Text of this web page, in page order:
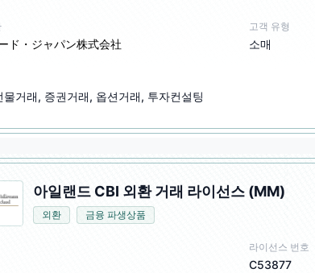
ド・ジャパン株式会社
고객 유형
소매
물거래, 증권거래, 옵션거래, 투자컨설팅
아일랜드 CBI 외환 거래 라이선스 (MM)
외환 금융 파생상품
라이선스 번호
C53877